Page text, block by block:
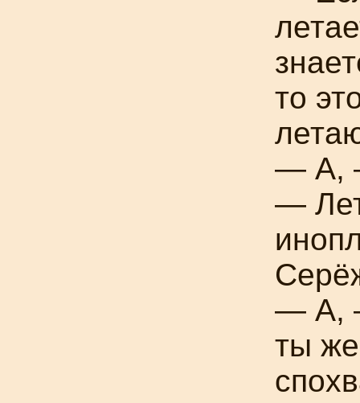
то
— А,
—
— А,
ты